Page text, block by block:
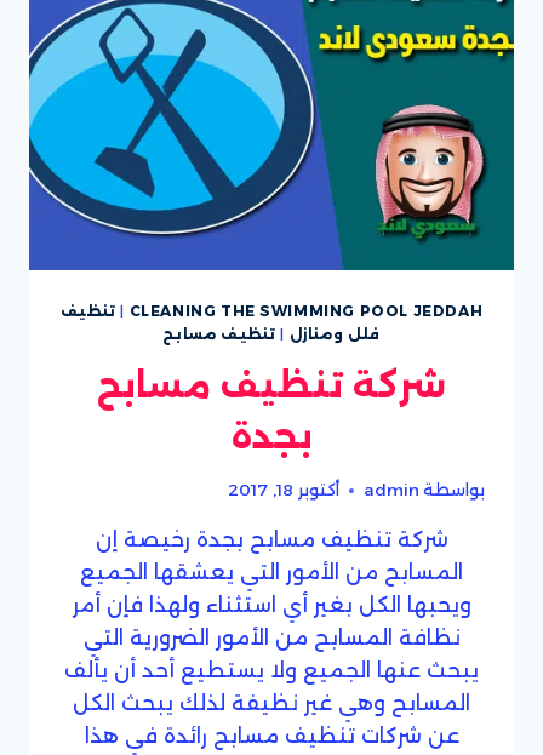
CLEANING THE SWIMMING POOL JEDDAH
| تنظيف
فلل ومنازل | تنظيف مسابح
شركة تنظيف مسابح
بجدة
بواسطة admin أكتوبر 18, 2017
شركة تنظيف مسابح بجدة رخيصة إن
المسابح من الأمور التي يعشقها الجميع
ويحبها الكل بغير أي استثناء ولهذا فإن أمر
نظافة المسابح من الأمور الضرورية التي
يبحث عنها الجميع ولا يستطيع أحد أن يألف
المسابح وهي غير نظيفة لذلك يبحث الكل
عن شركات تنظيف مسابح رائدة في هذا